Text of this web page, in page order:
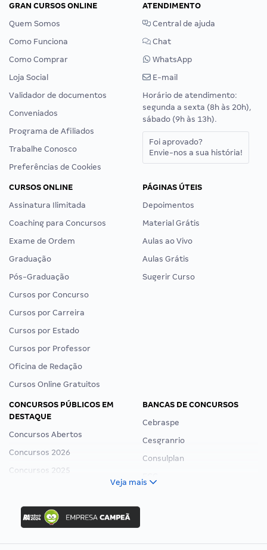
GRAN CURSOS ONLINE
Quem Somos
Como Funciona
Como Comprar
Loja Social
Validador de documentos
Conveniados
Programa de Afiliados
Trabalhe Conosco
Preferências de Cookies
ATENDIMENTO
Central de ajuda
Chat
WhatsApp
E-mail
Horário de atendimento:
segunda a sexta (8h às 20h),
sábado (9h às 13h).
Foi aprovado?
Envie-nos a sua história!
CURSOS ONLINE
Assinatura Ilimitada
Coaching para Concursos
Exame de Ordem
Graduação
Pós-Graduação
Cursos por Concurso
Cursos por Carreira
Cursos por Estado
Cursos por Professor
Oficina de Redação
Cursos Online Gratuitos
PÁGINAS ÚTEIS
Depoimentos
Material Grátis
Aulas ao Vivo
Aulas Grátis
Sugerir Curso
CONCURSOS PÚBLICOS EM
DESTAQUE
Concursos Abertos
Concursos 2026
Concursos 2025
Concurso Ibama
Concurso MPU
Editais publicados
BANCAS DE CONCURSOS
Cebraspe
Cesgranrio
Consulplan
Veja mais